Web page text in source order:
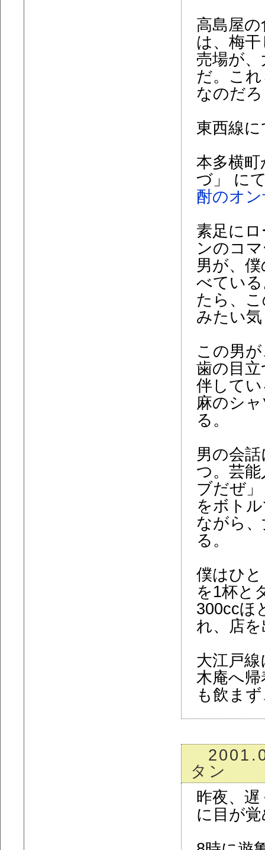
高島屋
は、梅
売場が
だ。こ
なのだ
東西線
本多横
づ」 に
酎のオ
素足に
ンのコ
男が、
べてい
たら、
みたい
この男
歯の目
伴して
麻のシ
る。
男の会
つ。芸
ブだぜ
をボト
ながら
る。
僕はひ
を1杯と
300ccほ
れ、店
大江戸
木庵へ
も飲ま
タン
昨夜、
に目が